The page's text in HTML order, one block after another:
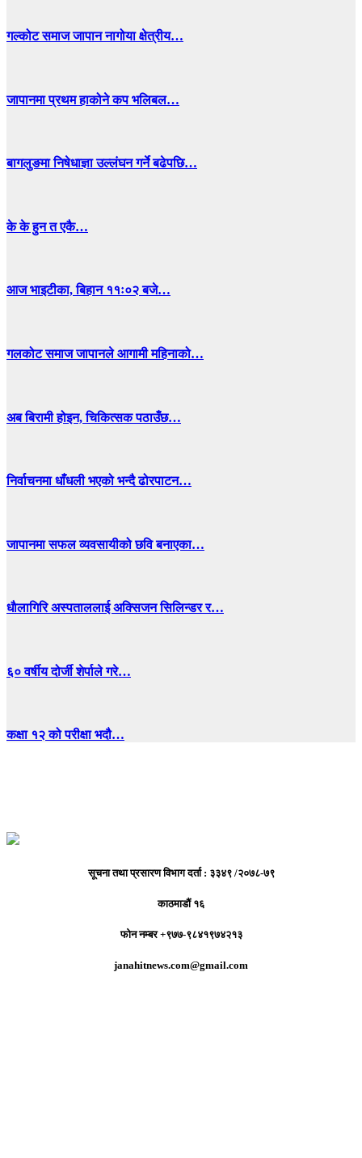
गल्कोट समाज जापान नागोया क्षेत्रीय…
जापानमा प्रथम हाकोने कप भलिबल…
बागलुङमा निषेधाज्ञा उल्लंघन गर्ने बढेपछि…
के के हुन त एकै…
आज भाइटीका, बिहान ११ः०२ बजे…
गलकोट समाज जापानले आगामी महिनाको…
अब बिरामी होइन, चिकित्सक पठाउँछ…
निर्वाचनमा धाँधली भएको भन्दै ढोरपाटन…
जापानमा सफल व्यवसायीको छवि बनाएका…
धाैलागिरि अस्पताललाई अक्सिजन सिलिन्डर र…
६० वर्षीय दोर्जी शेर्पाले गरे…
कक्षा १२ को परीक्षा भदौ…
सूचना तथा प्रसारण विभाग दर्ता : ३३४९ /२०७८-७९
काठमाडौं १६
फोन नम्बर +९७७-९८४१९७४२१३
janahitnews.com@gmail.com